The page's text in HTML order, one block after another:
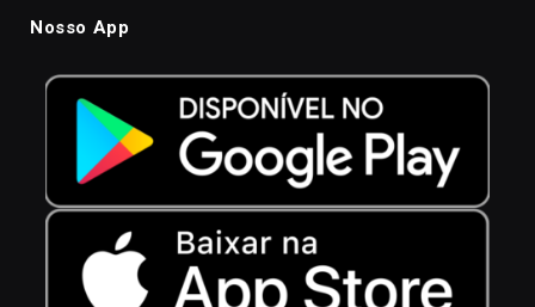
Nosso App